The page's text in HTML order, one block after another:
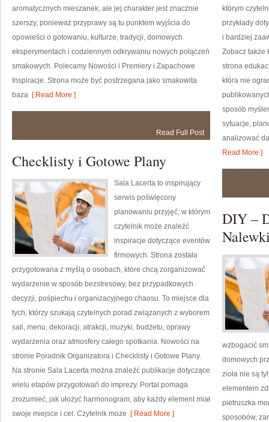
aromatycznych mieszanek, ale jej charakter jest znacznie
szerszy, ponieważ przyprawy są tu punktem wyjścia do
opowieści o gotowaniu, kulturze, tradycji, domowych
eksperymentach i codziennym odkrywaniu nowych połączeń
smakowych. Polecamy Nowości i Premiery i Zapachowe
Inspiracje. Strona może być postrzegana jako smakowita
baza [ Read More ]
Read Full Post
którym
przykłady
i bardziej
Zobacz także
strona
która nie
sposób
sytuacje,
analizować
Read More ]
Checklisty i Gotowe Plany
Sala Lacerta to inspirujący
serwis poświęcony
planowaniu przyjęć, w którym
czytelnik może znaleźć
inspiracje dotyczące eventów
firmowych. Strona została
przygotowana z myślą o osobach, które chcą zorganizować
wydarzenie w sposób bezstresowy, bez przypadkowych
decyzji, pośpiechu i organizacyjnego chaosu. To miejsce dla
tych, którzy szukają czytelnych porad związanych z wyborem
sali, menu, dekoracji, atrakcji, muzyki, budżetu, oprawy
wydarzenia oraz atmosfery całego spotkania. Nowości na
stronie Poradnik Organizatora i Checklisty i Gotowe Plany.
Na stronie Sala Lacerta można znaleźć publikacje dotyczące
wielu etapów przygotowań do imprezy. Portal pomaga
zrozumieć, jak ułożyć harmonogram, aby każdy element miał
swoje miejsce i cel. Czytelnik może [ Read More ]
DIY –
wzbogacić
domowych
zioła nie są
elementem
pietruszka
sposobów,